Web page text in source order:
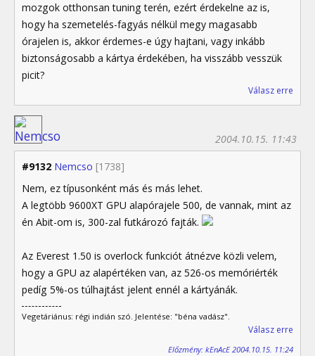
mozgok otthonsan tuning terén, ezért érdekelne az is,
hogy ha szemetelés-fagyás nélkül megy magasabb
órajelen is, akkor érdemes-e úgy hajtani, vagy inkább
biztonságosabb a kártya érdekében, ha visszább vesszük
picit?
Válasz erre
#9132 Nemcso [1738]
2004.10.15. 11:43
Nem, ez típusonként más és más lehet.
A legtöbb 9600XT GPU alapórajele 500, de vannak, mint az
én Abit-om is, 300-zal futkározó fajták.
Az Everest 1.50 is overlock funkciót átnézve közli velem,
hogy a GPU az alapértéken van, az 526-os memóriérték
pedíg 5%-os túlhajtást jelent ennél a kártyánák.
Vegetáriánus: régi indián szó. Jelentése: "béna vadász".
Válasz erre
Előzmény: kEnAcE 2004.10.15. 11:24